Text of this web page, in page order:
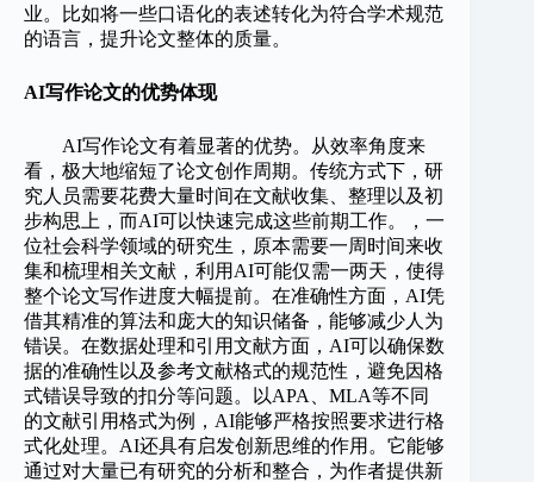
业。比如将一些口语化的表述转化为符合学术规范
的语言，提升论文整体的质量。
AI写作论文的优势体现
AI写作论文有着显著的优势。从效率角度来
看，极大地缩短了论文创作周期。传统方式下，研
究人员需要花费大量时间在文献收集、整理以及初
步构思上，而AI可以快速完成这些前期工作。，一
位社会科学领域的研究生，原本需要一周时间来收
集和梳理相关文献，利用AI可能仅需一两天，使得
整个论文写作进度大幅提前。在准确性方面，AI凭
借其精准的算法和庞大的知识储备，能够减少人为
错误。在数据处理和引用文献方面，AI可以确保数
据的准确性以及参考文献格式的规范性，避免因格
式错误导致的扣分等问题。以APA、MLA等不同
的文献引用格式为例，AI能够严格按照要求进行格
式化处理。AI还具有启发创新思维的作用。它能够
通过对大量已有研究的分析和整合，为作者提供新